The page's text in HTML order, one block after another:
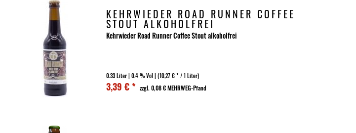
KEHRWIEDER ROAD RUNNER COFFEE
STOUT ALKOHOLFREI
Kehrwieder Road Runner Coffee Stout alkoholfrei
0.33 Liter| 0.4 % Vol | (10,27 € * / 1 Liter)
3,39 € * zzgl. 0,08 € MEHRWEG-Pfand